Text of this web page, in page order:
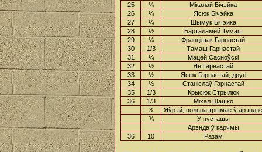
25
¼
Мікалай Бічэйка
26
¼
Ясюк Бічэйка
27
¼
Шымук Бічэйка
28
½
Барталамей Тумаш
29
¼
Францішак Гарнастай
30
1/3
Тамаш Гарнастай
31
¼
Мацей Сасноўскі
32
½
Ян Гарнастай
33
½
Ясюк Гарнастай, другі
34
½
Станіслаў Гарнастай
35
1/3
Крысюк Стрылюк
36
1/3
Міхал Шашко
3
Яўрэй, вольна трымае ў арэндзе
¾
У пусташы
Арэнда ў карчмы
36
10 Разам